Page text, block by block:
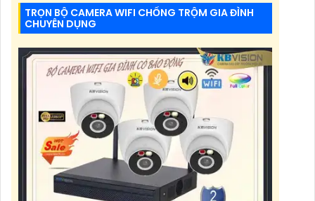
TRỌN BỘ CAMERA WIFI CHỐNG TRỘM GIA ĐÌNH
CHUYÊN DỤNG